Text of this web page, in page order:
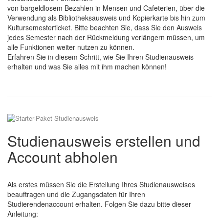
von bargeldlosem Bezahlen in Mensen und Cafeterien, über die
Verwendung als Bibliotheksausweis und Kopierkarte bis hin zum
Kultursemesterticket. Bitte beachten Sie, dass Sie den Ausweis
jedes Semester nach der Rückmeldung verlängern müssen, um
alle Funktionen weiter nutzen zu können.
Erfahren Sie in diesem Schritt, wie Sie Ihren Studienausweis
erhalten und was Sie alles mit ihm machen können!
Studienausweis erstellen und
Account abholen
Als erstes müssen Sie die Erstellung Ihres Studienausweises
beauftragen und die Zugangsdaten für Ihren
Studierendenaccount erhalten. Folgen Sie dazu bitte dieser
Anleitung: